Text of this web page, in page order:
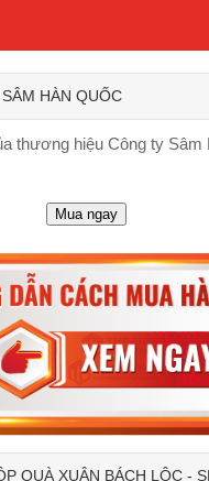
HÀN QUỐC
thương hiệu Công ty Sâm
Mua ngay
QUÀ XUÂN BÁCH LỘC -